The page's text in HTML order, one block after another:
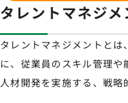
タレントマネジメ
タレントマネジメントと
に、従業員のスキル管理
人材開発を実施する、戦略